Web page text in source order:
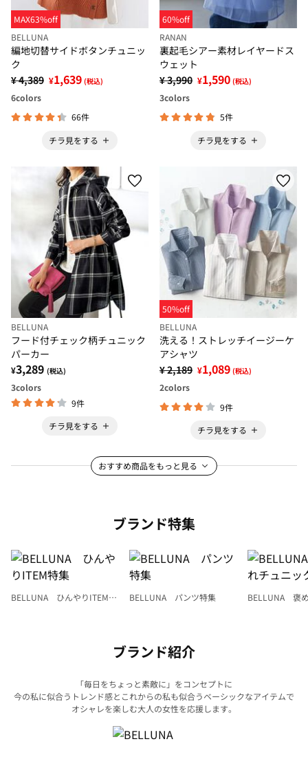
MAX63%off
BELLUNA
編地切替サイドボタンチュニッ
ク
¥ 4,389 ¥1,639 (税込)
6colors
66件
チラ見をする
60%off
RANAN
裏起毛シアー素材レイヤードス
ウェット
¥ 3,990 ¥1,590 (税込)
3colors
5件
チラ見をする
BELLUNA
フード付チェック柄チュニック
パーカー
¥3,289 (税込)
3colors
9件
チラ見をする
50%off
BELLUNA
洗える！ストレッチイージーケ
アシャツ
¥ 2,189 ¥1,089 (税込)
2colors
9件
チラ見をする
おすすめ商品をもっと見る
ブランド特集
BELLUNA ひんやりITEM特
BELLUNA パンツ特集
BELLUNA 褒
ブランド紹介
「毎日をちょっと素敵に」をコンセプトに
今の私に似合うトレンド感とこれからの私も似合うベーシックなアイテムで
オシャレを楽しむ大人の女性を応援します。